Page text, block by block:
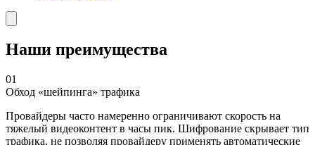
Наши преимущества
01
Обход «шейпинга» трафика
Провайдеры часто намеренно ограничивают скорость на
тяжелый видеоконтент в часы пик. Шифрование скрывает тип
трафика, не позволяя провайдеру применять автоматические